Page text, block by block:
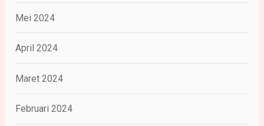
Mei 2024
April 2024
Maret 2024
Februari 2024